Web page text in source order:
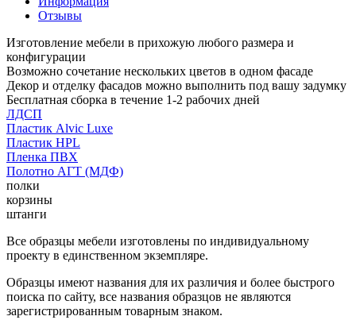
Отзывы
Изготовление мебели в прихожую любого размера и
конфигурации
Возможно сочетание нескольких цветов в одном фасаде
Декор и отделку фасадов можно выполнить под вашу задумку
Бесплатная сборка в течение 1-2 рабочих дней
ЛДСП
Пластик Alvic Luxe
Пластик HPL
Пленка ПВХ
Полотно АГТ (МДФ)
полки
корзины
штанги
Все образцы мебели изготовлены по индивидуальному
проекту в единственном экземпляре.
Образцы имеют названия для их различия и более быстрого
поиска по сайту, все названия образцов не являются
зарегистрированным товарным знаком.